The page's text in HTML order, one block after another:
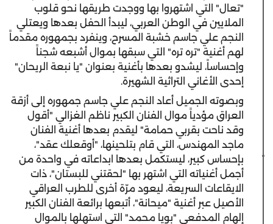
"تعال" التي اشتهروا بها ووجدت طريقها نحو قلوب
الملايين في الوطن العربي، ليبدأ الحفل بعدها ويعتلي
النجم علي جاسم خشبة المسرح، وينفرد بجمهوره مقدماً
لهم أغنية "تره تره" التي سبقها بموال أشبعه شجناً
وإحساساً، ليشدو بعدها بأغنية بعنوان "يا نبعة الريحان"
إحدى الأغاني التراثية الشهيرة.
وبصوته الجميل أعاد النجم علي جاسم جمهوره إلى أزقة
العراق مؤدياً موال الفنان الكبير ناظم الغزالي "أقول
وقد ناحت بقربي حمامة" ليقدم بعدها أغنية الفنان
ماجد المهندس، التي قام بتلحينها، "أوقعلك عقد"،
بإحساس كبير، ليستكمل بعدها ابداعاته في واحدة من
أجمل أغنياته التي اشتهر بها "لحقتني للبستان"، ذات
الايقاعات السريعة، ليعود مرّة أخرى للطرب العراقي
الأصيل عبر أغنية "ميحانة"، أتبعها برائعة الفنان الكبير
إلهام المدفعي "بويا محمد" التي استهلها بالموال